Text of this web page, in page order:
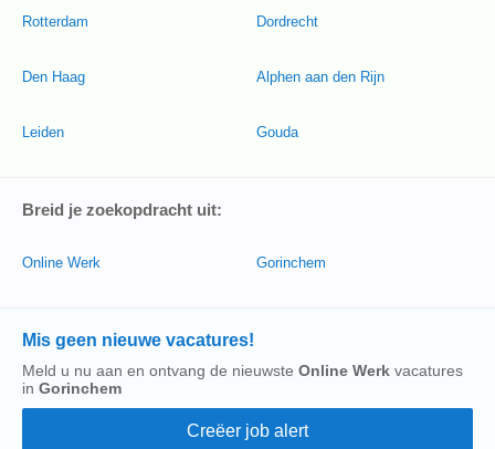
Rotterdam
Den Haag
Leiden
Dordrecht
Alphen aan den Rijn
Gouda
Breid je zoekopdracht uit:
Online Werk Gorinchem
Mis geen nieuwe vacatures!
Meld u nu aan en ontvang de nieuwste Online Werk vacatures
in Gorinchem